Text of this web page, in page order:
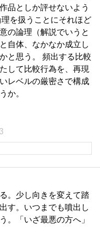
品としか評せないよう
を扱うことにそれほど
の論理（解説でいうと
自体、なかなか成立し
と思う。 頻出する比較
して比較行為を、再現
レベルの厳密さで構成
か。
。少し向きを変えて踏
す。いつまでも噴出し
。「いざ最悪の方へ」